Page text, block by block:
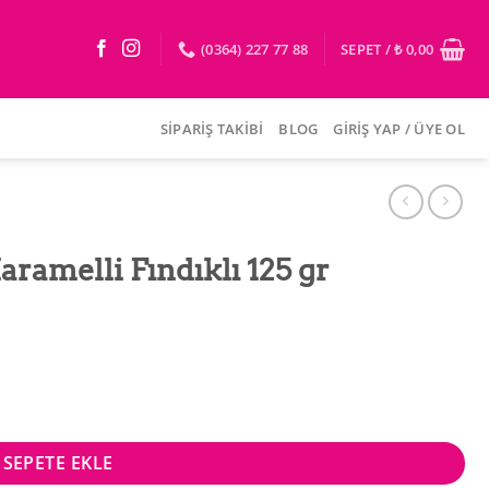
(0364) 227 77 88 SEPET /₺0,00
SIPARIŞ TAKIBI BLOG GIRIŞ YAP / ÜYE OL
Fındıklı 125 gr
SEPETE EKLE